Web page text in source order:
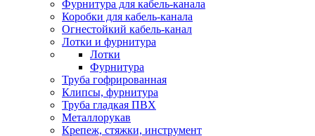
Фурнитура для кабель-канала
Коробки для кабель-канала
Огнестойкий кабель-канал
Лотки и фурнитура
Лотки
Фурнитура
Труба гофрированная
Клипсы, фурнитура
Труба гладкая ПВХ
Металлорукав
Крепеж, стяжки, инструмент